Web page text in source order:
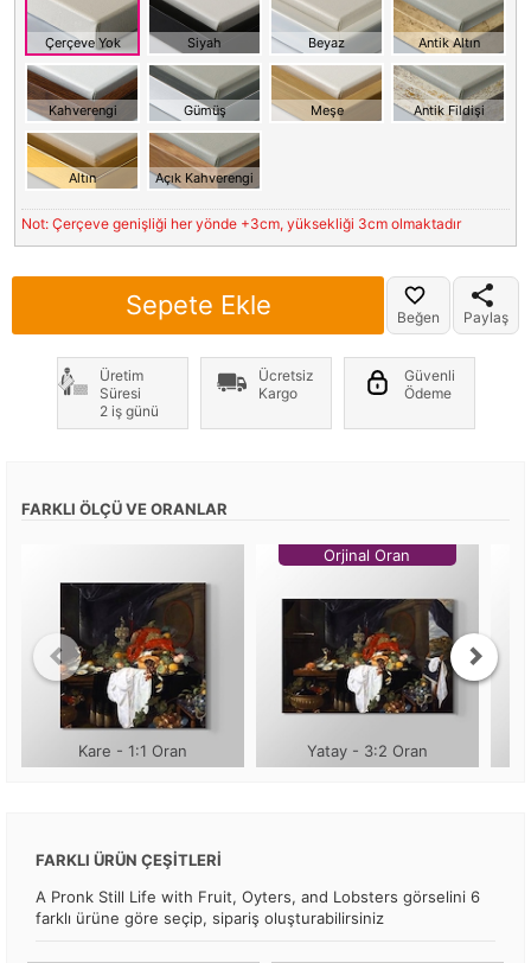
Çerçeve Yok Siyah Beyaz Antik Altın
Kahverengi Gümüş Meşe Antik Fildişi
Altın Açık Kahverengi
Not: Çerçeve genişliği her yönde +3cm, yüksekliği 3cm olmaktadır
Sepete Ekle Beğen Paylaş
Üretim
Süresi
2 iş günü
Ücretsiz
Kargo
Güvenli
Ödeme
FARKLI ÖLÇÜ VE ORANLAR
Kare - 1:1 Oran
Orjinal Oran
Yatay - 3:2 Oran
FARKLI ÜRÜN ÇEŞİTLERİ
A Pronk Still Life with Fruit, Oyters, and Lobsters görselini 6
farklı ürüne göre seçip, sipariş oluşturabilirsiniz